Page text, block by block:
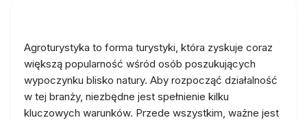
Agroturystyka to forma turystyki, która zyskuje coraz
większą popularność wśród osób poszukujących
wypoczynku blisko natury. Aby rozpocząć działalność
w tej branży, niezbędne jest spełnienie kilku
kluczowych warunków. Przede wszystkim, ważne jest